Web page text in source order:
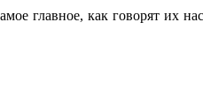
главное, как говорят их